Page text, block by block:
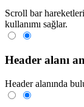
Scroll bar
kullanımı sağlar.
Header alanı
Header alanında